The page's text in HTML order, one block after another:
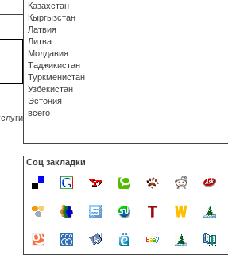
Казахстан
Кыргызстан
Латвия
Литва
Молдавия
Таджикистан
Туркменистан
Узбекистан
Эстония
всего
Соц закладки